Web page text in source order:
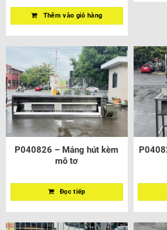
Thêm vào giỏ hàng
P040826 – Máng hút kèm
mô tơ
Đọc tiếp